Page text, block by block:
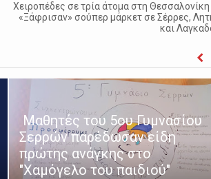
Χειροπέδες σε τρία άτομα στη Θεσσαλονίκη
«Ξάφρισαν» σούπερ μάρκετ σε Σέρρες,
και
Μαθητές του 5ου Γυμνασίου
Σερρών παρέδωσαν είδη
πρώτης ανάγκης στο
"Χαμόγελο του παιδιού"